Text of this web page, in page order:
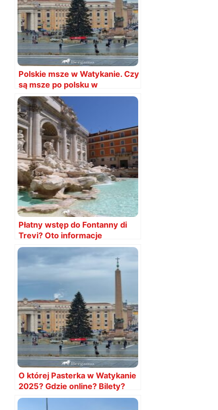
Polskie msze w Watykanie. Czy
są msze po polsku w
Watykanie?
Płatny wstęp do Fontanny di
Trevi? Oto informacje
O której Pasterka w Watykanie
2025? Gdzie online? Bilety?